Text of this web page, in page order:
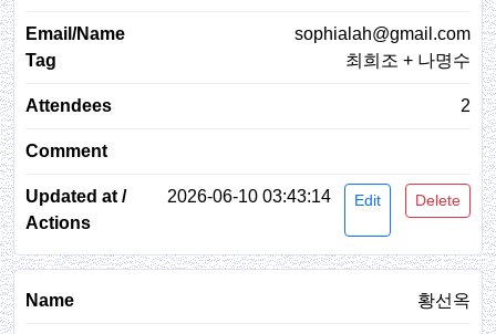
sophialah@gmail.com
최희조 + 나명수
2
2026-06-10 03:43:14 Edit Delete
황선옥